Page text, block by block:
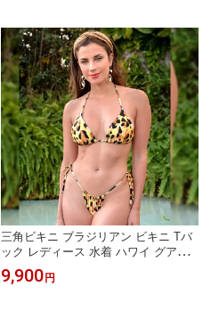
三角ビキニ ブラジリアン ビキニ Tバ
ック レディース 水着 ハワイ グアム
海 ビーチ 海外旅行 みずぎ セクシー
衣装 撮影 かわいい 大人女子 黒 ヒョ
9,900 円